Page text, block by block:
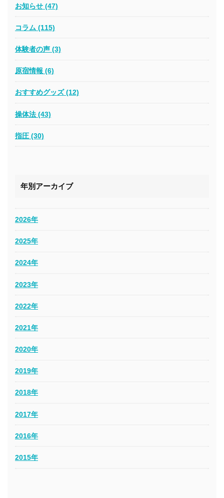
お知らせ (47)
コラム (115)
体験者の声 (3)
原宿情報 (6)
おすすめグッズ (12)
操体法 (43)
指圧 (30)
年別アーカイブ
2026年
2025年
2024年
2023年
2022年
2021年
2020年
2019年
2018年
2017年
2016年
2015年